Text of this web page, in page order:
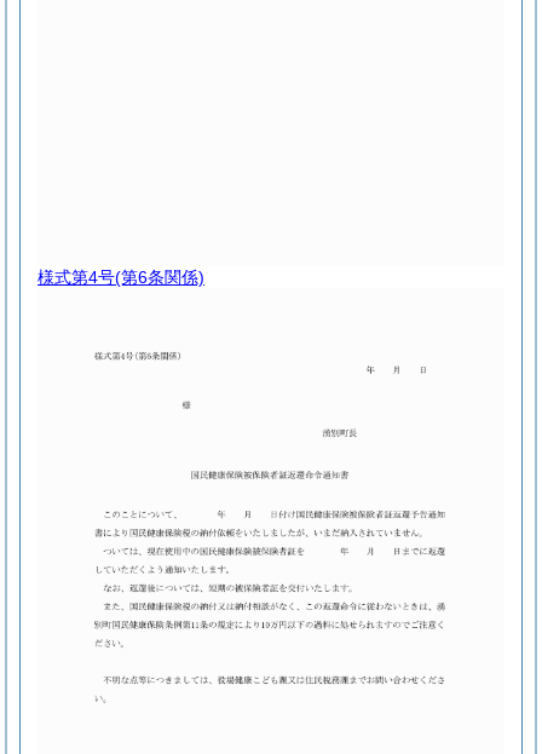
様式第4号(第6条関係)